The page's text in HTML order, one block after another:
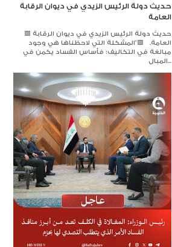
حديث دولة الرئيس الزيدي في ديوان الرقابة
العامة
🟥 حديث دولة الرئيس الزيدي في ديوان الرقابة
العامة. 🟥​"المشكلة التي لاحظناها هي وجود
مبالغة في التكاليف؛ فأساس الفساد يكمن في
المبال...